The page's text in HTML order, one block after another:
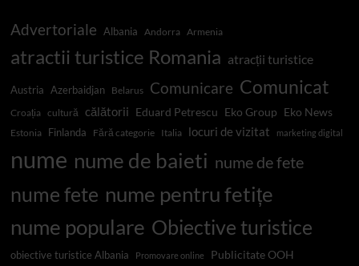
Advertoriale Albania Andorra Armenia
atractii turistice Romania atracții turistice
Austria Azerbaidjan Belarus Comunicare Comunicat
Croația cultură călătorii Eduard Petrescu Eko Group Eko News
Estonia Finlanda Fără categorie Italia locuri de vizitat marketing digital
nume nume de baieti nume de fete
nume fete nume pentru fetițe
nume populare Obiective turistice
obiective turistice Albania Promovare online Publicitate OOH